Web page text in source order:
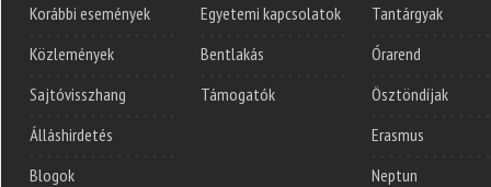
Korábbi események
Közlemények
Sajtóvisszhang
Álláshirdetés
Blogok
Egyetemi kapcsolatok
Bentlakás
Támogatók
Tantárgyak
Órarend
Ösztöndíjak
Erasmus
Neptun